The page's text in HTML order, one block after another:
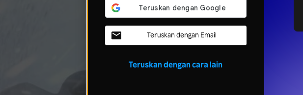
Teruskan dengan Email
Teruskan dengan cara lain